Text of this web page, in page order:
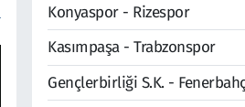
Konyaspor - Rizespor
Kasımpaşa - Trabzonspor
Gençlerbirliği S.K. -